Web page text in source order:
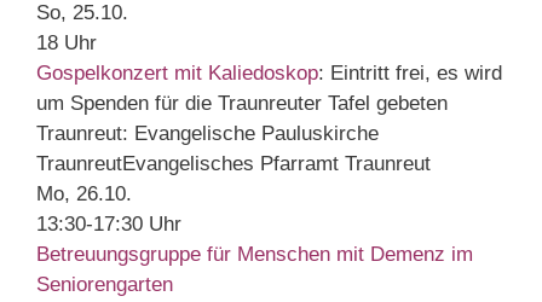
So, 25.10.
18 Uhr
Gospelkonzert mit Kaliedoskop: Eintritt frei, es wird
um Spenden für die Traunreuter Tafel gebeten
Traunreut: Evangelische Pauluskirche
TraunreutEvangelisches Pfarramt Traunreut
Mo, 26.10.
13:30-17:30 Uhr
Betreuungsgruppe für Menschen mit Demenz im
Seniorengarten